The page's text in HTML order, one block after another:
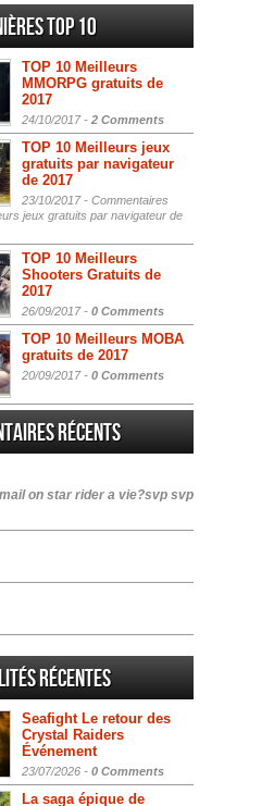
Top 10
TOP 10 Meilleurs
MMORPG gratuits de
2017
24/10/2017 - 2 Comments
TOP 10 Meilleurs jeux
gratuits par navigateur
de 2017
23/10/2017 - Commentaires
jeux gratuits par navigateur de
TOP 10 Meilleurs
Shooters Gratuits de
2017
26/09/2017 - 0 Comments
TOP 10 Meilleurs MOBA
gratuits de 2017
20/09/2017 - 0 Comments
récents
on star rider a vie?svp svp
Récentes
Seafight Le retour des
Crystal Raiders
Événement
23/07/2026 - 0 Comments
La saga épique de